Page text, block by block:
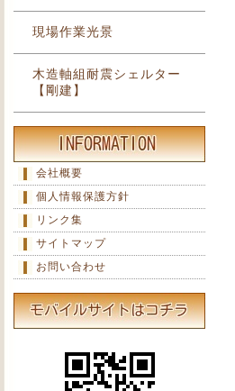
現場作業光景
木造軸組耐震シェルター
【剛建】
会社概要
個人情報保護方針
リンク集
サイトマップ
お問い合わせ